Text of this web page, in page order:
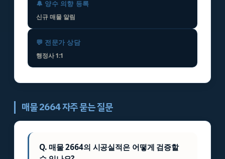
🔔 양수 의향 등록
신규 매물 알림
💬 전문가 상담
행정사 1:1
매물 2664 자주 묻는 질문
Q. 매물 2664의 시공실적은 어떻게 검증할